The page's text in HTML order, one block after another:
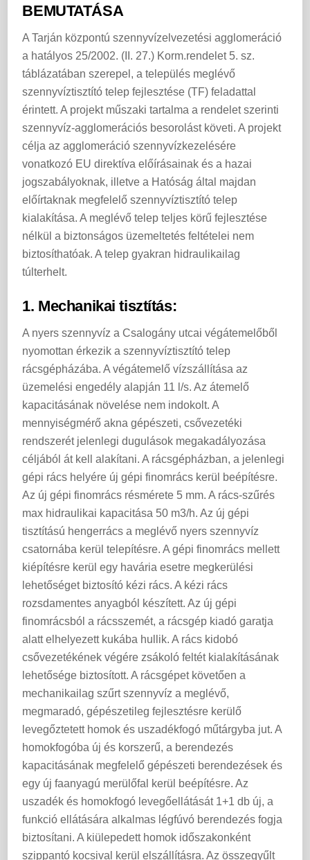
BEMUTATÁSA
A Tarján központú szennyvízelvezetési agglomeráció
a hatályos 25/2002. (II. 27.) Korm.rendelet 5. sz.
táblázatában szerepel, a település meglévő
szennyvíztisztító telep fejlesztése (TF) feladattal
érintett. A projekt műszaki tartalma a rendelet szerinti
szennyvíz-agglomerációs besorolást követi. A projekt
célja az agglomeráció szennyvízkezelésére
vonatkozó EU direktíva előírásainak és a hazai
jogszabályoknak, illetve a Hatóság által majdan
előírtaknak megfelelő szennyvíztisztító telep
kialakítása. A meglévő telep teljes körű fejlesztése
nélkül a biztonságos üzemeltetés feltételei nem
biztosíthatóak. A telep gyakran hidraulikailag
túlterhelt.
1. Mechanikai tisztítás:
A nyers szennyvíz a Csalogány utcai végátemelőből
nyomottan érkezik a szennyvíztisztító telep
rácsgépházába. A végátemelő vízszállítása az
üzemelési engedély alapján 11 l/s. Az átemelő
kapacitásának növelése nem indokolt. A
mennyiségmérő akna gépészeti, csővezetéki
rendszerét jelenlegi dugulások megakadályozása
céljából át kell alakítani. A rácsgépházban, a jelenlegi
gépi rács helyére új gépi finomrács kerül beépítésre.
Az új gépi finomrács résmérete 5 mm. A rács-szűrés
max hidraulikai kapacitása 50 m3/h. Az új gépi
tisztítású hengerrács a meglévő nyers szennyvíz
csatornába kerül telepítésre. A gépi finomrács mellett
kiépítésre kerül egy havária esetre megkerülési
lehetőséget biztosító kézi rács. A kézi rács
rozsdamentes anyagból készített. Az új gépi
finomrácsból a rácsszemét, a rácsgép kiadó garatja
alatt elhelyezett kukába hullik. A rács kidobó
csővezetékének végére zsákoló feltét kialakításának
lehetősége biztosított. A rácsgépet követően a
mechanikailag szűrt szennyvíz a meglévő,
megmaradó, gépészetileg fejlesztésre kerülő
levegőztetett homok és uszadékfogó műtárgyba jut. A
homokfogóba új és korszerű, a berendezés
kapacitásának megfelelő gépészeti berendezések és
egy új faanyagú merülőfal kerül beépítésre. Az
uszadék és homokfogó levegőellátását 1+1 db új, a
funkció ellátására alkalmas légfúvó berendezés fogja
biztosítani. A kiülepedett homok időszakonként
szippantó kocsival kerül elszállításra. Az összegyűlt